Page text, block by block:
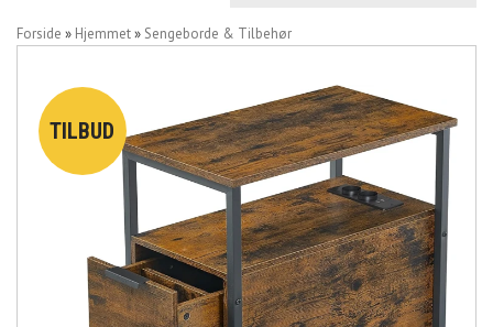
Forside » Hjemmet» Sengeborde & Tilbehør